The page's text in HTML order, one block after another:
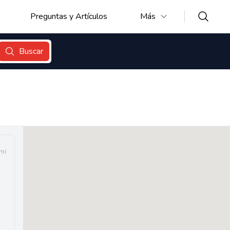
Preguntas y Artículos Más
Buscar